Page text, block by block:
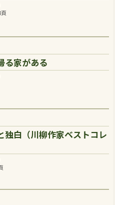
家がある
独白（川柳作家ベストコレ